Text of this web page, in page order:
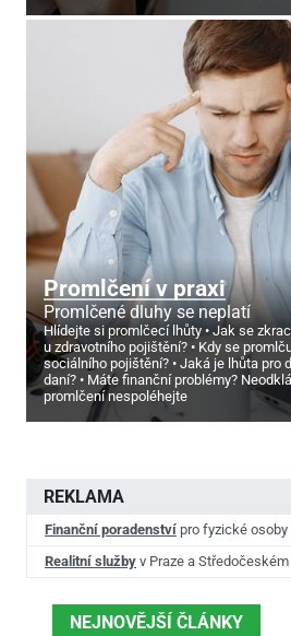
Promlčení v praxi
Promlčené dluhy se neplatí
Hlídejte si promlčecí lhůty
Jak se
u zdravotního pojištění?
Kdy se
sociálního pojištění?
Jaká je lhůta pro
daní?
Máte finanční problémy?
promlčení nespoléhejte
REKLAMA
Finanční poradenství pro fyzické
Realitní služby v Praze a
NEJNOVĚJŠÍ ČLÁNKY